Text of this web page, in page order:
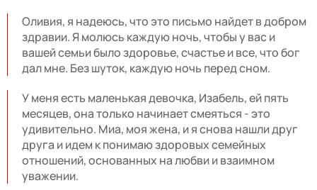
Оливия, я надеюсь, что это письмо найдет в добром
здравии. Я молюсь каждую ночь, чтобы у вас и
вашей семьи было здоровье, счастье и все, что бог
дал мне. Без шуток, каждую ночь перед сном.
У меня есть маленькая девочка, Изабель, ей пять
месяцев, она только начинает смеяться - это
удивительно. Миа, моя жена, и я снова нашли друг
друга и идем к понимаю здоровых семейных
отношений, основанных на любви и взаимном
уважении.